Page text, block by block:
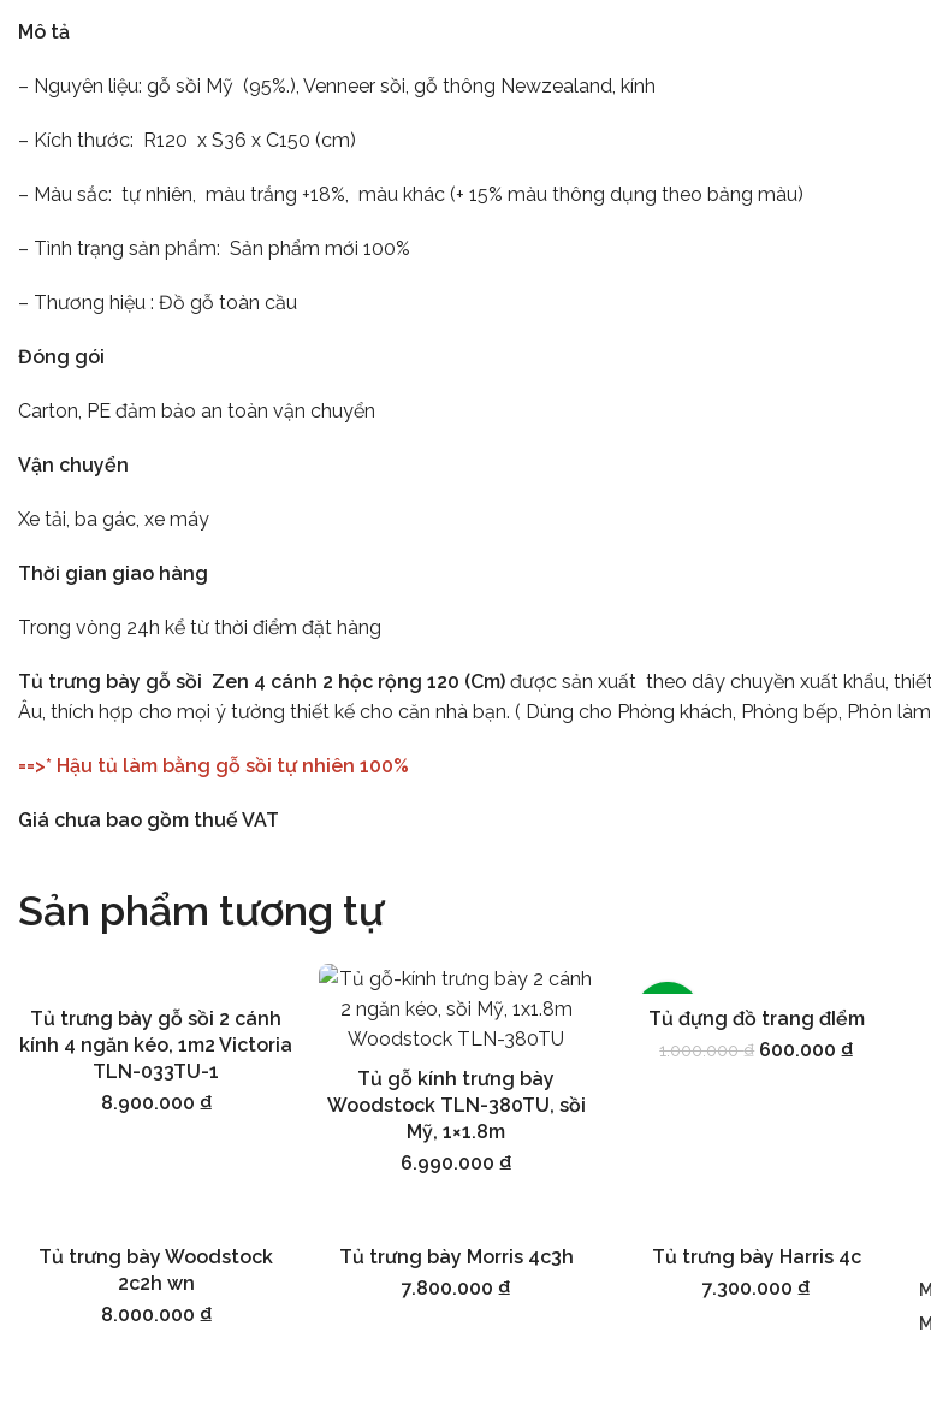
Mô tả
– Nguyên liệu: gỗ sồi Mỹ (95%.), Venneer sồi, gỗ thông Newzealand, kính
– Kích thước: R120 x S36 x C150 (cm)
– Màu sắc: tự nhiên, màu trắng +18%, màu khác (+ 15% màu thông dụng theo bảng màu)
– Tình trạng sản phẩm: Sản phẩm mới 100%
– Thương hiệu : Đồ gỗ toàn cầu
Đóng gói
Carton, PE đảm bảo an toàn vận chuyển
Vận chuyển
Xe tải, ba gác, xe máy
Thời gian giao hàng
Trong vòng 24h kể từ thời điểm đặt hàng
Tủ trưng bày gỗ sồi Zen 4 cánh 2 hộc rộng 120 (Cm) được sản xuất theo dây chuyền xuất khẩu,
Âu, thích hợp cho mọi ý tưởng thiết kế cho căn nhà bạn. ( Dùng cho Phòng khách, Phòng bếp, Phòn
==>* Hậu tủ làm bằng gỗ sồi tự nhiên 100%
Giá chưa bao gồm thuế VAT
Sản phẩm tương tự
Thêm vào giỏ hàng
Tủ trưng bày gỗ sồi 2 cánh
kính 4 ngăn kéo, 1m2 Victoria
TLN-033TU-1
8.900.000 ₫
Thêm vào giỏ hàng
Tủ gỗ kính trưng bày
Woodstock TLN-380TU, sồi
Mỹ, 1×1.8m
6.990.000 ₫
-40%Thêm vào giỏ hàng
Tủ đựng đồ trang đIểm
1.000.000₫ 600.000 ₫
Thêm vào giỏ hàng
Tủ trưng bày Woodstock
2c2h wn
8.000.000 ₫
Thêm vào giỏ hàng
Tủ trưng bày Morris 4c3h
7.800.000 ₫
Thêm vào giỏ hàng
Tủ trưng bày Harris 4c
7.300.000 ₫